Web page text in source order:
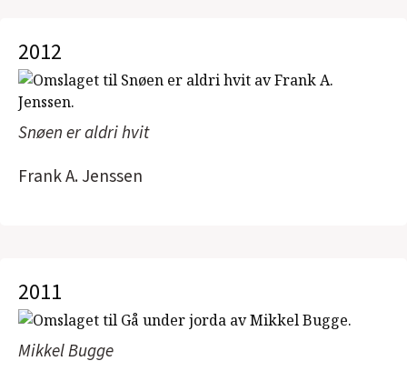
2012
Snøen er aldri hvit
Frank A. Jenssen
2011
Mikkel Bugge